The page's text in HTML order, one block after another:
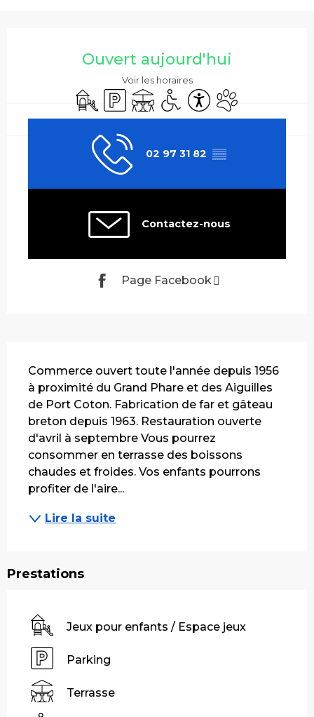
Ouvert aujourd'hui
Voir les horaires
Jeux pour enfants / Espace jeux
ParkingTerrasseAccès handicapés
Accessibilité
Animaux
02 97 31 82 ▒▒
Contactez-nous
Page Facebook
Commerce ouvert toute l'année depuis 1956
à proximité du Grand Phare et des Aiguilles
de Port Coton. Fabrication de far et gâteau
breton depuis 1963. Restauration ouverte
d'avril à septembre Vous pourrez
consommer en terrasse des boissons
chaudes et froides. Vos enfants pourrons
profiter de l'aire...
Lire la suite
Prestations
Jeux pour enfants / Espace jeux
Parking
Terrasse